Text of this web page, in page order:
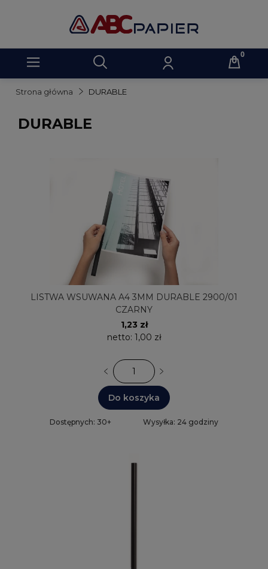
Strona główna DURABLE
DURABLE
LISTWA WSUWANA A4 3MM DURABLE 2900/01
CZARNY
1,23 zł
netto: 1,00 zł
Do koszyka
Dostępnych: 30+ Wysyłka: 24 godziny